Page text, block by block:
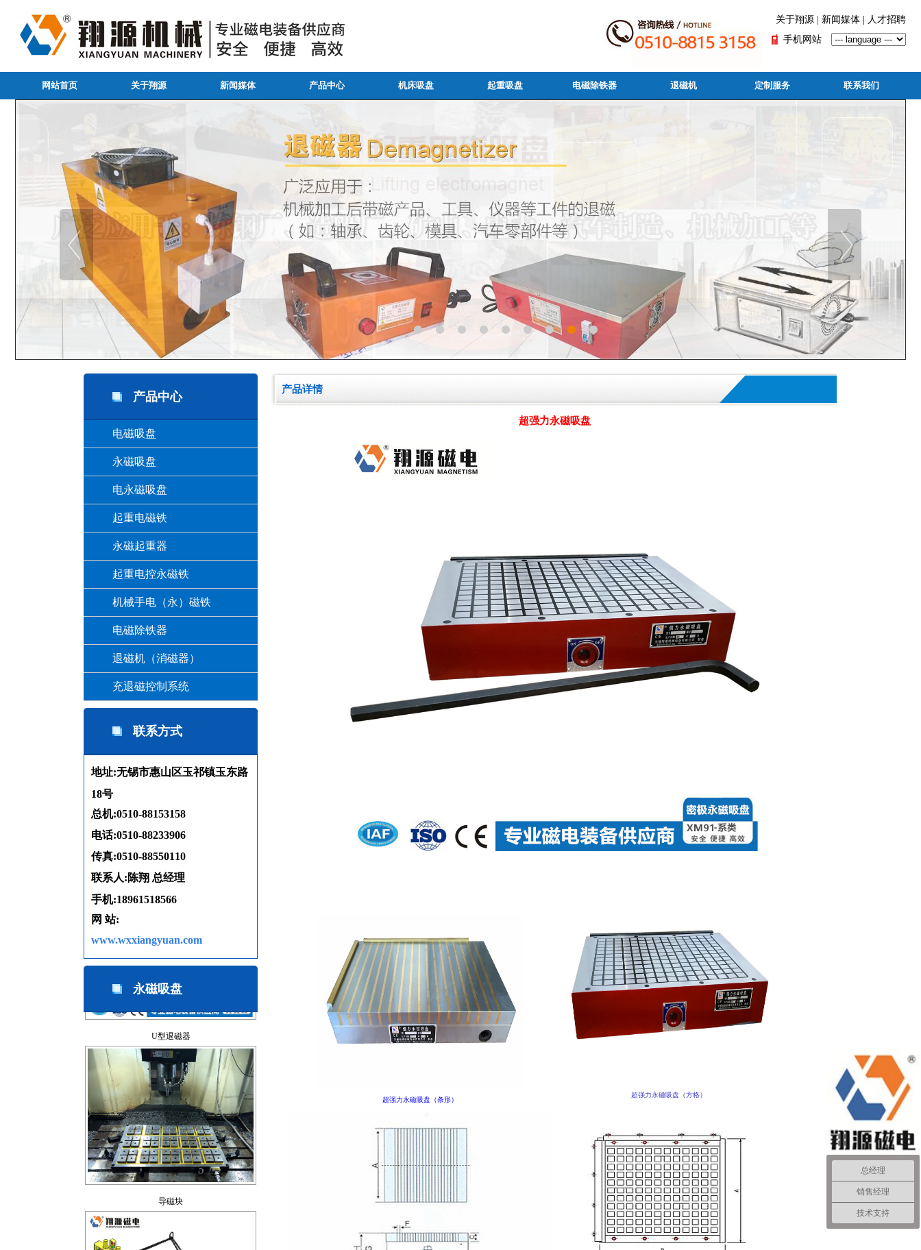
关于翔源 新闻媒体
人才招聘
手机网站
网站首页 关于翔源 新闻媒体 产品中心 机床吸盘 起重吸盘 电磁除铁器 退磁机 定制服务 联系我们
产品中心
电磁吸盘
永磁吸盘
电永磁吸盘
起重电磁铁
永磁起重器
起重电控永磁铁
机械手电（永）磁铁
电磁除铁器
退磁机（消磁器）
充退磁控制系统
联系方式
地址:无锡市惠山区玉祁镇玉东路
18号
总机:0510-88153158
电话:0510-88233906
传真:0510-88550110
联系人:陈翔 总经理
手机:18961518566
网 站:
www.wxxiangyuan.com
永磁吸盘
导磁块
产品详情
超强力永磁吸盘
超强力永磁吸盘（条形）
超强力永磁吸盘（方格）
总经理
销售经理
技术支持